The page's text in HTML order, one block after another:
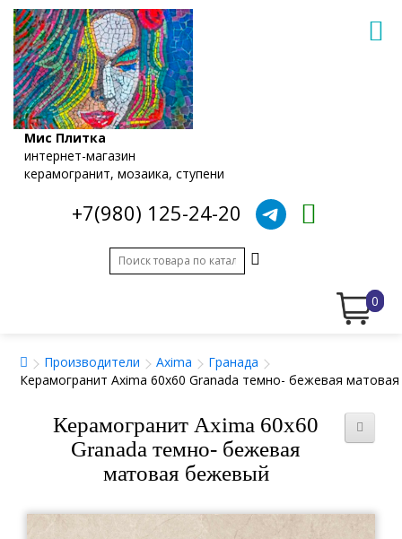
Мис Плитка
интернет-магазин
керамогранит, мозаика, ступени
+7(980) 125-24-20
0
Производители Axima
Гранада
Керамогранит Axima 60x60 Granada темно- бежевая
Керамогранит Axima 60x60
Granada темно- бежевая
матовая бежевый